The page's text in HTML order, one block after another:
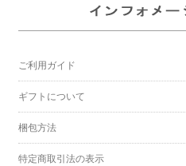
ご利用ガイド
ギフトについて
梱包方法
特定商取引法の表示